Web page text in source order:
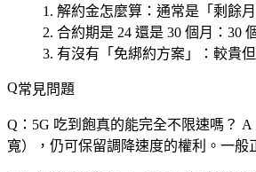
解約金怎麼算 ：通常是「剩餘
合約期是 24 還是 30 個月 ：30
有沒有「免綁約方案」
：較貴
常見問題
Q：5G 吃到飽真的能完全不限速嗎？ A
寬），仍可保留調降速度的權利。一般